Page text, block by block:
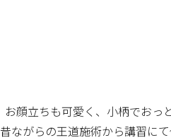
顔立ちも可愛く、小柄でおっ
ながらの王道施術から講習に